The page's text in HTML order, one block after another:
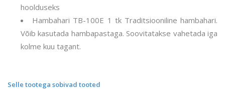
hoolduseks
Hambahari TB-100E 1 tk Traditsiooniline hambahari.
Võib kasutada hambapastaga. Soovitatakse vahetada iga
kolme kuu tagant.
Selle tootega sobivad tooted